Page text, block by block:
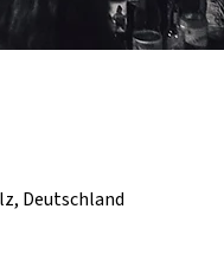
Deutschland